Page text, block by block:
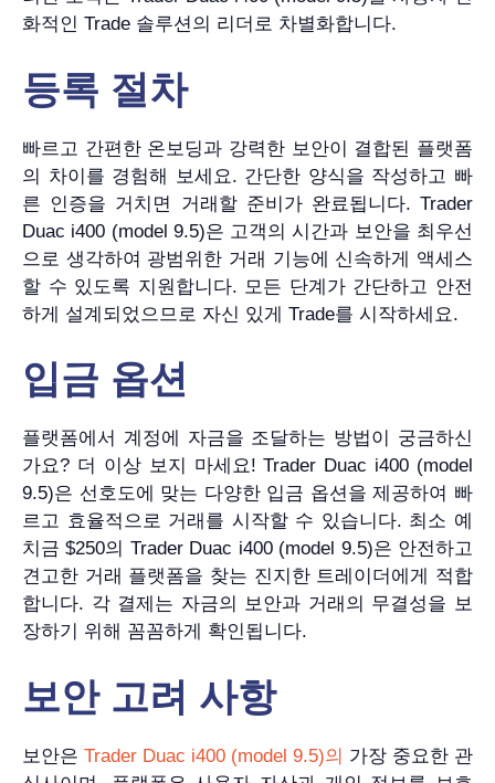
화적인 Trade 솔루션의 리더로 차별화합니다.
등록 절차
빠르고 간편한 온보딩과 강력한 보안이 결합된 플랫폼
의 차이를 경험해 보세요. 간단한 양식을 작성하고 빠
른 인증을 거치면 거래할 준비가 완료됩니다. Trader
Duac i400 (model 9.5)은 고객의 시간과 보안을 최우선
으로 생각하여 광범위한 거래 기능에 신속하게 액세스
할 수 있도록 지원합니다. 모든 단계가 간단하고 안전
하게 설계되었으므로 자신 있게 Trade를 시작하세요.
입금 옵션
플랫폼에서 계정에 자금을 조달하는 방법이 궁금하신
가요? 더 이상 보지 마세요! Trader Duac i400 (model
9.5)은 선호도에 맞는 다양한 입금 옵션을 제공하여 빠
르고 효율적으로 거래를 시작할 수 있습니다. 최소 예
치금 $250의 Trader Duac i400 (model 9.5)은 안전하고
견고한 거래 플랫폼을 찾는 진지한 트레이더에게 적합
합니다. 각 결제는 자금의 보안과 거래의 무결성을 보
장하기 위해 꼼꼼하게 확인됩니다.
보안 고려 사항
보안은 Trader Duac i400 (model 9.5)의 가장 중요한 관